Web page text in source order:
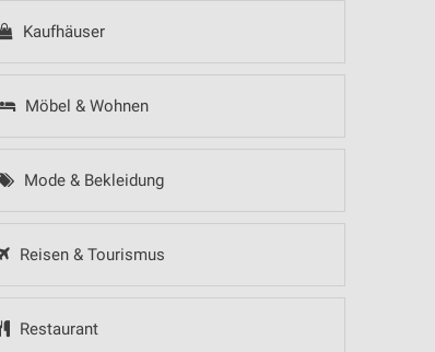
Kaufhäuser
Möbel & Wohnen
Mode & Bekleidung
Reisen & Tourismus
Restaurant